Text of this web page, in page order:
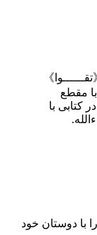
》
مقطع
کتابی با
با دوستان خود